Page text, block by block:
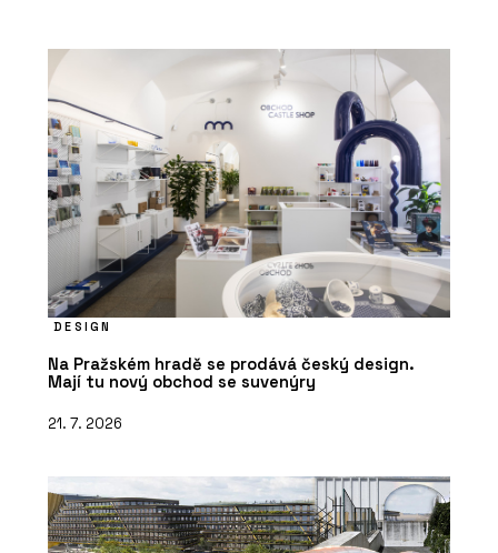
DESIGN
Na Pražském hradě se prodává český design.
Mají tu nový obchod se suvenýry
21. 7. 2026